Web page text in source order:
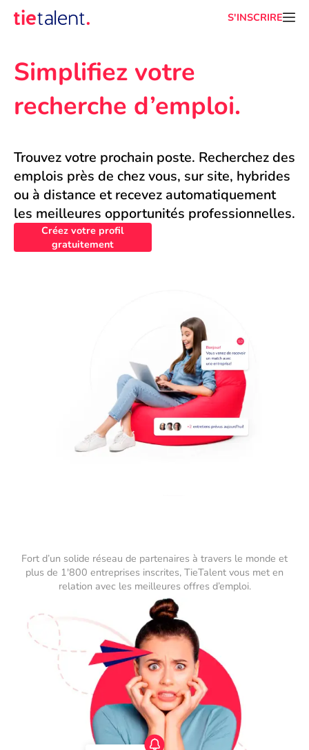
S'INSCRIRE
Simplifiez votre
recherche d’emploi.
Trouvez votre prochain poste. Recherchez des
emplois près de chez vous, sur site, hybrides
ou à distance et recevez automatiquement
les meilleures opportunités professionnelles.
Créez votre profil
gratuitement
Fort d’un solide réseau de partenaires à travers le monde et
plus de 1'800 entreprises inscrites, TieTalent vous met en
relation avec les meilleures offres d’emploi.